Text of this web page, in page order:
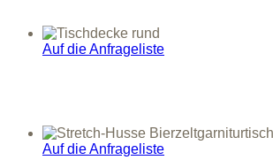
Auf die Anfrageliste
Auf die Anfrageliste